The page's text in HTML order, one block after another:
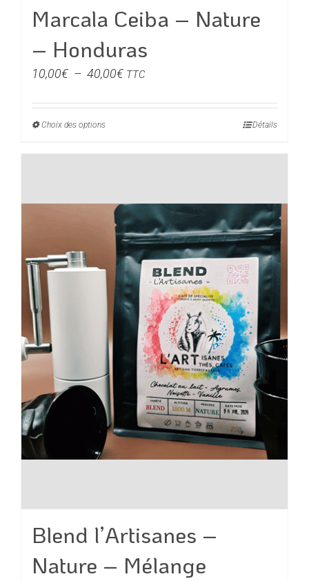
Marcala Ceiba – Nature
– Honduras
10,00€ – 40,00€Plage
prix :
TTC
Choix des optionsCe
variations.
Les
options
peuvent
être
choisies
sur
la
page
du
produit
Détails
Blend l’Artisanes –
Nature – Mélange